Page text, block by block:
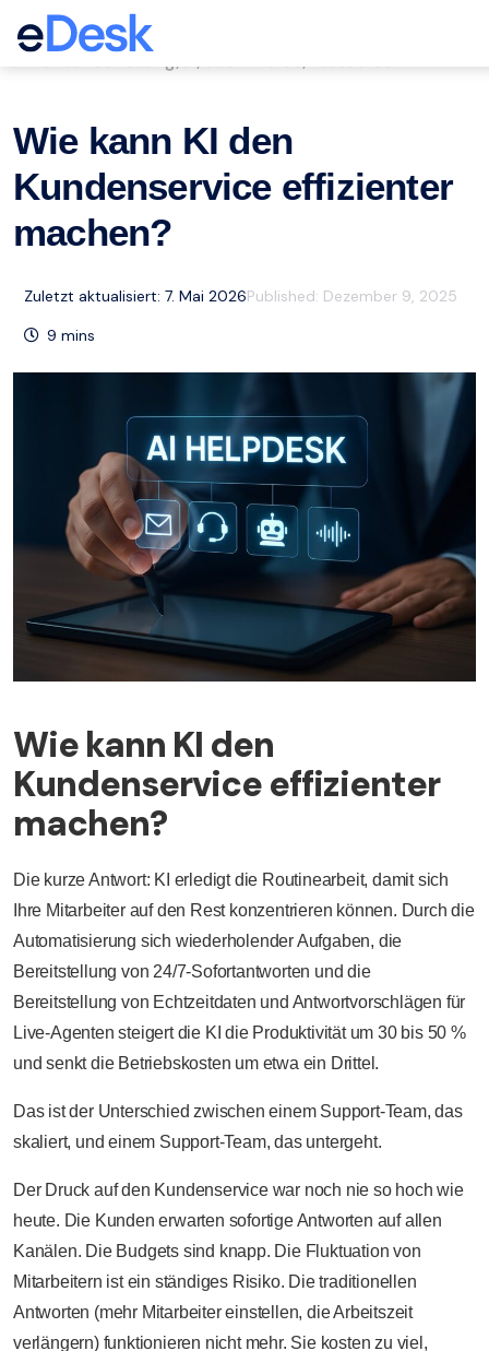
eCommerce Support Central
Wie kann KI den
Kundenservice effizienter
machen?
Zuletzt aktualisiert: 7. Mai 2026Published: Dezember 9, 2025
9 mins
Wie kann KI den
Kundenservice effizienter
machen?
Die kurze Antwort: KI erledigt die Routinearbeit, damit sich
Ihre Mitarbeiter auf den Rest konzentrieren können. Durch die
Automatisierung sich wiederholender Aufgaben, die
Bereitstellung von 24/7-Sofortantworten und die
Bereitstellung von Echtzeitdaten und Antwortvorschlägen für
Live-Agenten steigert die KI die Produktivität um 30 bis 50 %
und senkt die Betriebskosten um etwa ein Drittel.
Das ist der Unterschied zwischen einem Support-Team, das
skaliert, und einem Support-Team, das untergeht.
Der Druck auf den Kundenservice war noch nie so hoch wie
heute. Die Kunden erwarten sofortige Antworten auf allen
Kanälen. Die Budgets sind knapp. Die Fluktuation von
Mitarbeitern ist ein ständiges Risiko. Die traditionellen
Antworten (mehr Mitarbeiter einstellen, die Arbeitszeit
verlängern) funktionieren nicht mehr. Sie kosten zu viel,